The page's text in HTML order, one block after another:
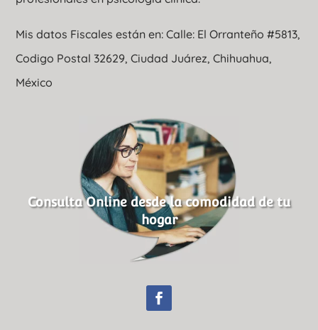
Mis datos Fiscales están en: Calle: El Orranteño #5813,
Codigo Postal 32629, Ciudad Juárez, Chihuahua,
México
Consulta Online desde la comodidad de tu
hogar